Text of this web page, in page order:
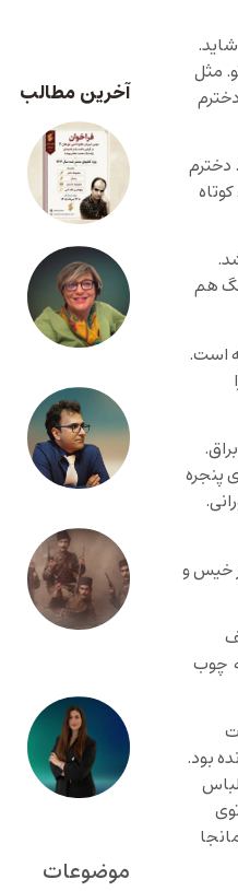
مثل
دخترم
هم
است.
پنجره
خیس و
چوب
بود.
آخرین مطالب
موضوعات